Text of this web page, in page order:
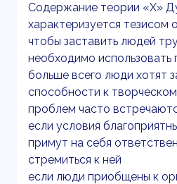
Содержание теории «Х»
характеризуется тезисом
чтобы заставить людей
необходимо
больше всего люди хотят
способности к
проблем часто
если условия
примут на себя
стремиться к ней
если люди приобщены к